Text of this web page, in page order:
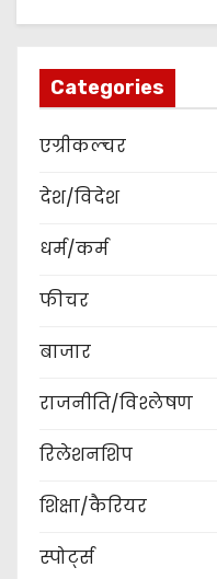
Categories
एग्रीकल्चर
देश/विदेश
धर्म/कर्म
फीचर
बाजार
राजनीति/विश्लेषण
रिलेशनशिप
शिक्षा/कैरियर
स्पोर्ट्स